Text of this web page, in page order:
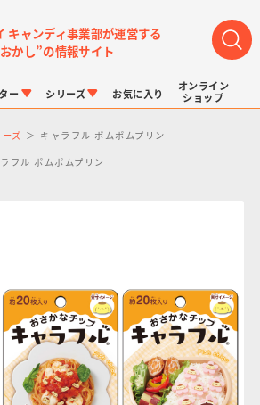
キャンディ事業部が運営する
かし”の情報サイト
ー シリーズ お気に入り
オンライン
ショップ
ズ キャラフル ポムポムプリン
フル ポムポムプリン